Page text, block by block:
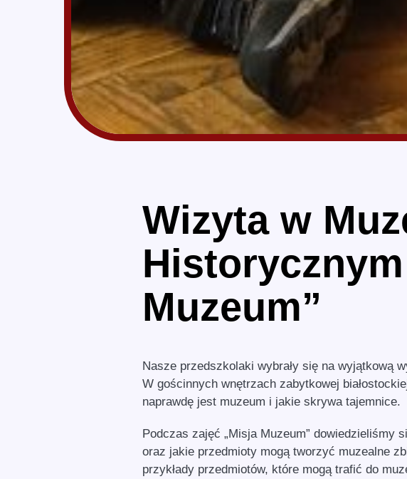
Wizyta w
Muzeum”
Nasze przedszkolaki wybrały się na wyjątkową
W gościnnych wnętrzach zabytkowej
naprawdę jest muzeum i jakie skrywa tajemnice.
Podczas zajęć „Misja Muzeum” dowiedzieliśmy
oraz jakie przedmioty mogą tworzyć muzealne
przykłady przedmiotów, które mogą trafić do